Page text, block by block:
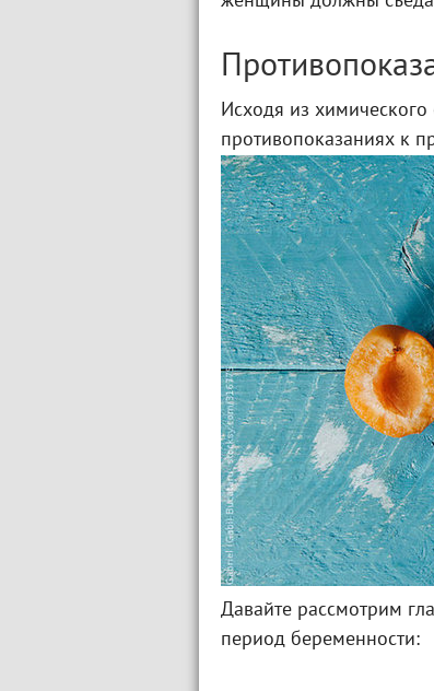
Исходя из
противопоказаниях к
Давайте рассмотрим
период беременности: